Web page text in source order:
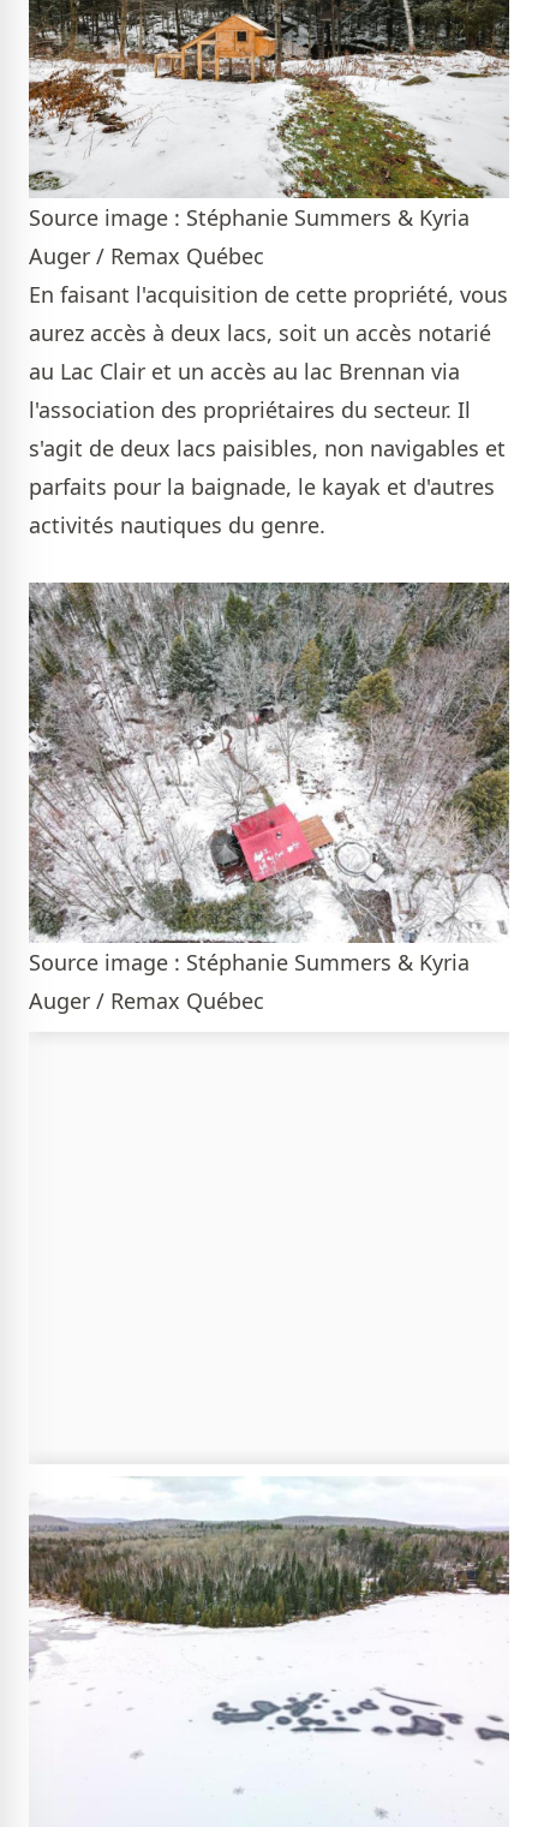
Source image : Stéphanie Summers & Kyria
Auger / Remax Québec
En faisant l'acquisition de cette propriété, vous
aurez accès à deux lacs, soit un accès notarié
au Lac Clair et un accès au lac Brennan via
l'association des propriétaires du secteur. Il
s'agit de deux lacs paisibles, non navigables et
parfaits pour la baignade, le kayak et d'autres
activités nautiques du genre.
Source image : Stéphanie Summers & Kyria
Auger / Remax Québec